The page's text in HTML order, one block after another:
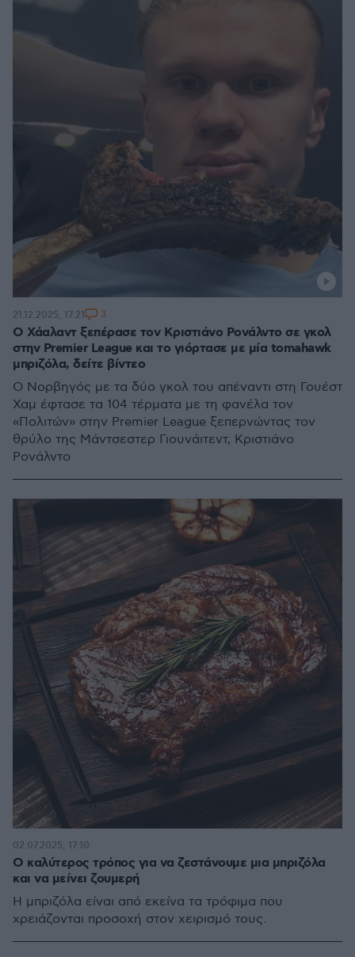
Ο Χάαλαντ ξεπέρασε τον Κριστιάνο Ρονάλντο σε γκολ
στην Premier League και το γιόρτασε με μία tomahawk
μπριζόλα, δείτε βίντεο
Ο Νορβηγός με τα δύο γκολ του απέναντι στη Γουέστ
Χαμ έφτασε τα 104 τέρματα με τη φανέλα τον
«Πολιτών» στην Premier League ξεπερνώντας τον
θρύλο της Μάντσεστερ Γιουνάιτεντ, Κριστιάνο
Ρονάλντο
21.12.2025, 17:21 3
Ο καλύτερος τρόπος για να ζεστάνουμε μια μπριζόλα
και να μείνει ζουμερή
Η μπριζόλα είναι από εκείνα τα τρόφιμα που
χρειάζονται προσοχή στον χειρισμό τους.
02.07.2025, 17:10